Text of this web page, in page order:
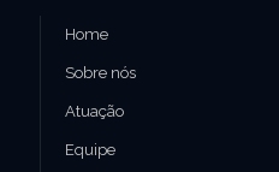
Home
Sobre nós
Atuação
Equipe